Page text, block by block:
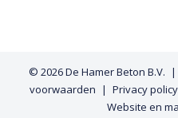
© 2026De Hamer Beton B.V.
voorwaarden
Privacy policy
Website en